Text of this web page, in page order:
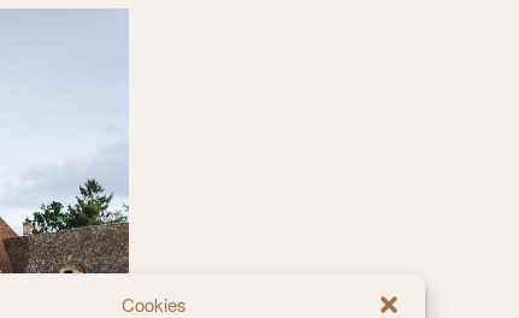
Cookies